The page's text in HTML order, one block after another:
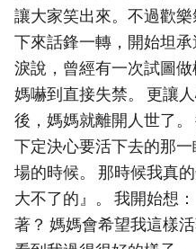
讓大家笑出來。不過歡
下來話鋒一轉，開始坦
淚說，曾經有一次試圖
媽嚇到直接失禁。 更讓
後，媽媽就離開人世了
下定決心要活下去的那
場的時候。 那時候我真
大不了的』。 我開始想
著？ 媽媽會希望我這樣